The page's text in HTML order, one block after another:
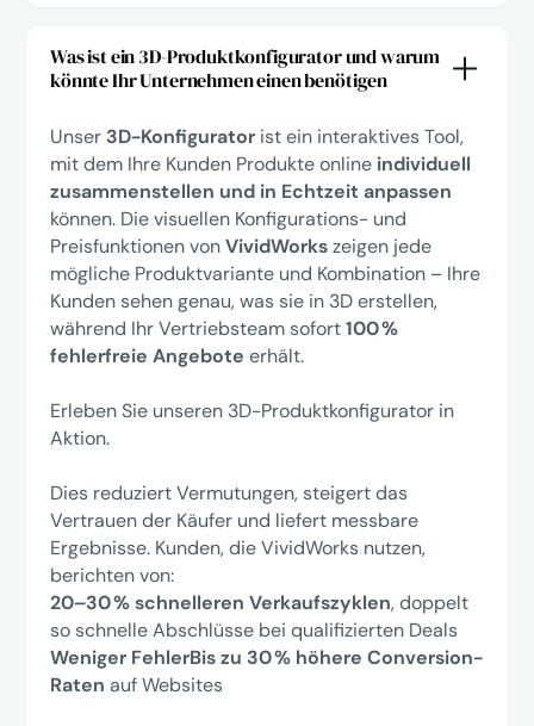
Was ist ein 3D-Produktkonfigurator und warum
könnte Ihr Unternehmen einen benötigen
Unser 3D-Konfigurator ist ein interaktives Tool,
mit dem Ihre Kunden Produkte online individuell
zusammenstellen und in Echtzeit anpassen
können. Die visuellen Konfigurations- und
Preisfunktionen vonVividWorkszeigen jede
mögliche Produktvariante und Kombination – Ihre
Kunden sehen genau, was sie in 3D erstellen,
während Ihr Vertriebsteam sofort100 %
fehlerfreie Angebote erhält.
Erleben Sie unseren 3D-Produktkonfigurator in
Aktion.
Dies reduziert Vermutungen, steigert das
Vertrauen der Käufer und liefert messbare
Ergebnisse. Kunden, die VividWorks nutzen,
berichten von:
20–30 % schnelleren Verkaufszyklen, doppelt
so schnelle Abschlüsse bei qualifizierten Deals
Weniger FehlerBis zu 30 % höhere Conversion-
Raten auf Websites